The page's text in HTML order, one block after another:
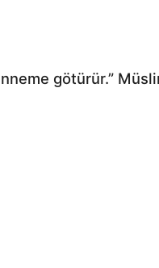
götürür.”